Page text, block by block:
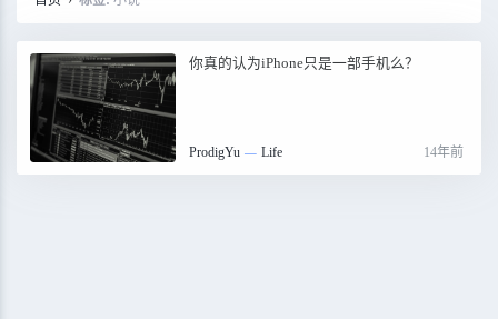
你真的认为iPhone只是一部手机么？
ProdigYu — Life 14年前